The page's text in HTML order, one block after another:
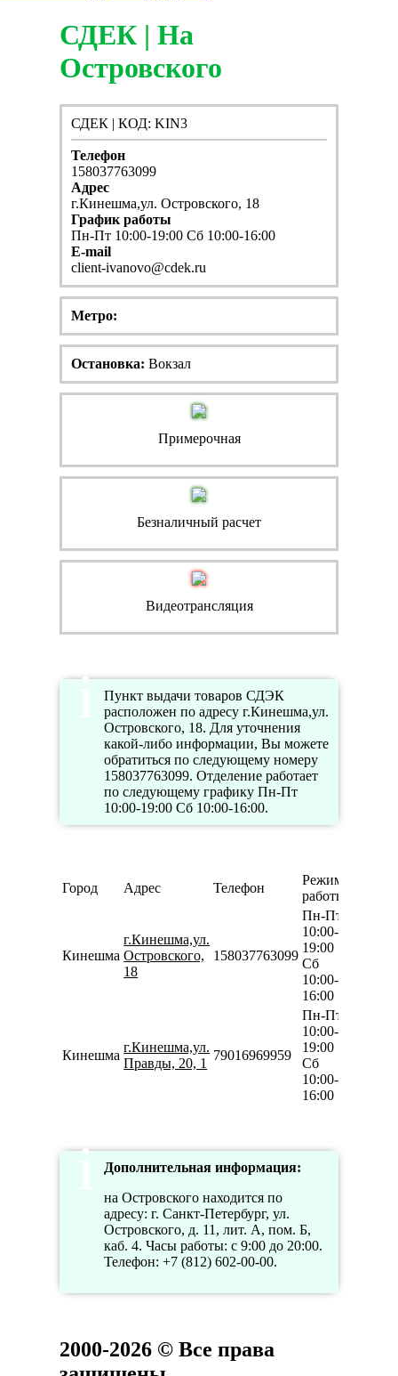
СДЕК | На
Островского
СДЕК | КОД: KIN3
Телефон
158037763099
Адрес
г.Кинешма,ул. Островского, 18
График работы
Пн-Пт 10:00-19:00 Сб 10:00-16:00
E-mail
client-ivanovo@cdek.ru
Метро:
Остановка: Вокзал
Примерочная
Безналичный расчет
Видеотрансляция
Пункт выдачи товаров СДЭК
расположен по адресу г.Кинешма,ул.
Островского, 18. Для уточнения
какой-либо информации, Вы можете
обратиться по следующему номеру
158037763099. Отделение работает
по следующему графику Пн-Пт
10:00-19:00 Сб 10:00-16:00.
Город Адрес Телефон
Режим
работы
Кинешма
г.Кинешма,ул.
Островского,
18
158037763099
Пн-Пт
10:00-
19:00
Сб
10:00-
16:00
Кинешма
г.Кинешма,ул.
Правды, 20, 1
79016969959
Пн-Пт
10:00-
19:00
Сб
10:00-
16:00
Дополнительная информация:
на Островского находится по
адресу: г. Санкт-Петербург, ул.
Островского, д. 11, лит. А, пом. Б,
каб. 4. Часы работы: с 9:00 до 20:00.
Телефон: +7 (812) 602-00-00.
2000-2026 © Все права